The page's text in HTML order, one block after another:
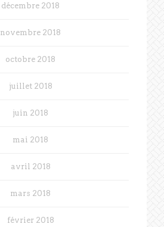
décembre 2018
novembre 2018
octobre 2018
juillet 2018
juin 2018
mai 2018
avril 2018
mars 2018
février 2018